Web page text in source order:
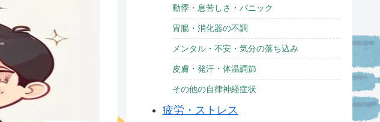
動悸・息苦しさ・パニック
胃腸・消化器の不調
メンタル・不安・気分の落ち込み
皮膚・発汗・体温調節
その他の自律神経症状
疲労・ストレス